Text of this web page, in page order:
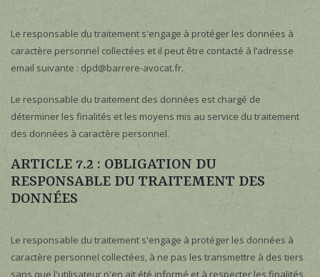
Le responsable du traitement s'engage à protéger les données à
caractère personnel collectées et il peut être contacté à l’adresse
email suivante : dpd@barrere-avocat.fr.
Le responsable du traitement des données est chargé de
déterminer les finalités et les moyens mis au service du traitement
des données à caractère personnel.
ARTICLE 7.2 : OBLIGATION DU
RESPONSABLE DU TRAITEMENT DES
DONNÉES
Le responsable du traitement s'engage à protéger les données à
caractère personnel collectées, à ne pas les transmettre à des tiers
sans que l'utilisateur n'en ait été informé et à respecter les finalités